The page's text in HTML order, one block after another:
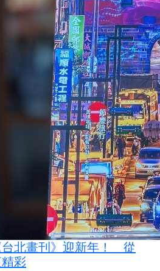
台北畫刊》迎新年！ 從
彩